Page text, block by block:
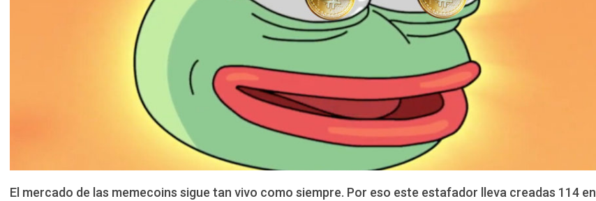
El mercado de las memecoins sigue tan vivo como siempre. Por eso este estafador lleva creadas 114 en